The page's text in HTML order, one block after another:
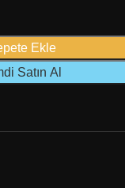
Ekle
Satın Al